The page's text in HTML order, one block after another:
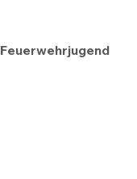
Feuerwehrjugend